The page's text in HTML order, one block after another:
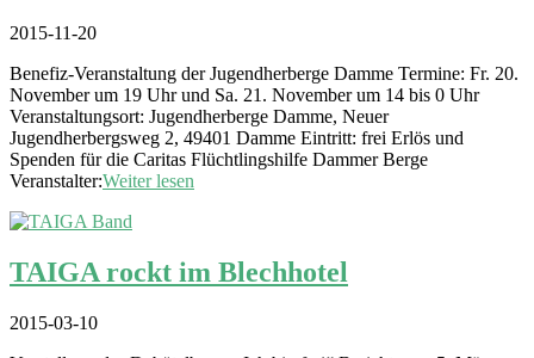
2015-11-20
Benefiz-Veranstaltung der Jugendherberge Damme Termine: Fr. 20.
November um 19 Uhr und Sa. 21. November um 14 bis 0 Uhr
Veranstaltungsort: Jugendherberge Damme, Neuer
Jugendherbergsweg 2, 49401 Damme Eintritt: frei Erlös und
Spenden für die Caritas Flüchtlingshilfe Dammer Berge
Veranstalter:Weiter lesen
TAIGA rockt im Blechhotel
2015-03-10